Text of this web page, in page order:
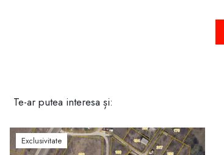
Te-ar putea interesa și:
Exclusivitate